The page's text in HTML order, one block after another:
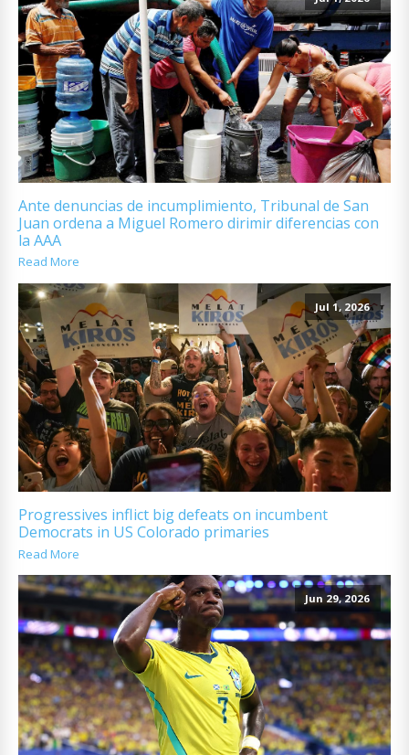
Ante denuncias de incumplimiento, Tribunal de San
Juan ordena a Miguel Romero dirimir diferencias con
la AAA
Read More
Jul 1, 2026
Progressives inflict big defeats on incumbent
Democrats in US Colorado primaries
Read More
Jun 29, 2026